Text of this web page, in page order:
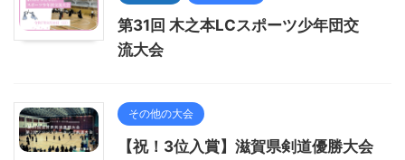
第31回 木之本LCスポーツ少年団交
流大会
その他の大会
【祝！3位入賞】滋賀県剣道優勝大会